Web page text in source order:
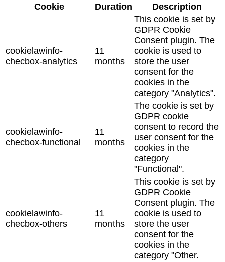
Cookie
Duration Description
cookielawinfo-
checbox-analytics
11
months
This cookie is set by
GDPR Cookie
Consent plugin. The
cookie is used to
store the user
consent for the
cookies in the
category "Analytics".
cookielawinfo-
checbox-functional
11
months
The cookie is set by
GDPR cookie
consent to record the
user consent for the
cookies in the
category
"Functional".
cookielawinfo-
checbox-others
11
months
This cookie is set by
GDPR Cookie
Consent plugin. The
cookie is used to
store the user
consent for the
cookies in the
category "Other.